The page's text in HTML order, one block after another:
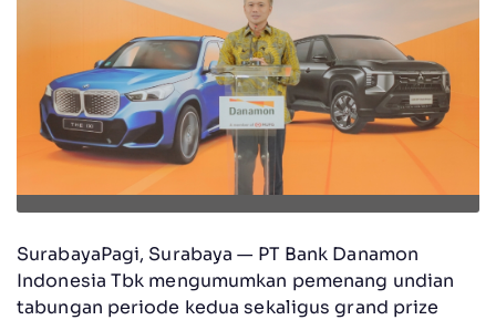
SurabayaPagi, Surabaya — PT Bank Danamon
Indonesia Tbk mengumumkan pemenang undian
tabungan periode kedua sekaligus grand prize